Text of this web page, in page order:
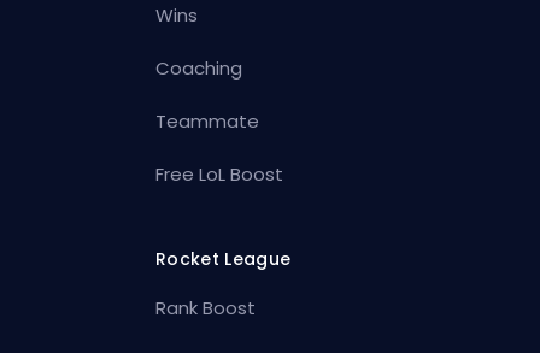
Wins
Coaching
Teammate
Free LoL Boost
Rocket League
Rank Boost